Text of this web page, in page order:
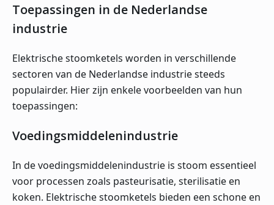
Toepassingen in de Nederlandse
industrie
Elektrische stoomketels worden in verschillende
sectoren van de Nederlandse industrie steeds
populairder. Hier zijn enkele voorbeelden van hun
toepassingen:
Voedingsmiddelenindustrie
In de voedingsmiddelenindustrie is stoom essentieel
voor processen zoals pasteurisatie, sterilisatie en
koken. Elektrische stoomketels bieden een schone en